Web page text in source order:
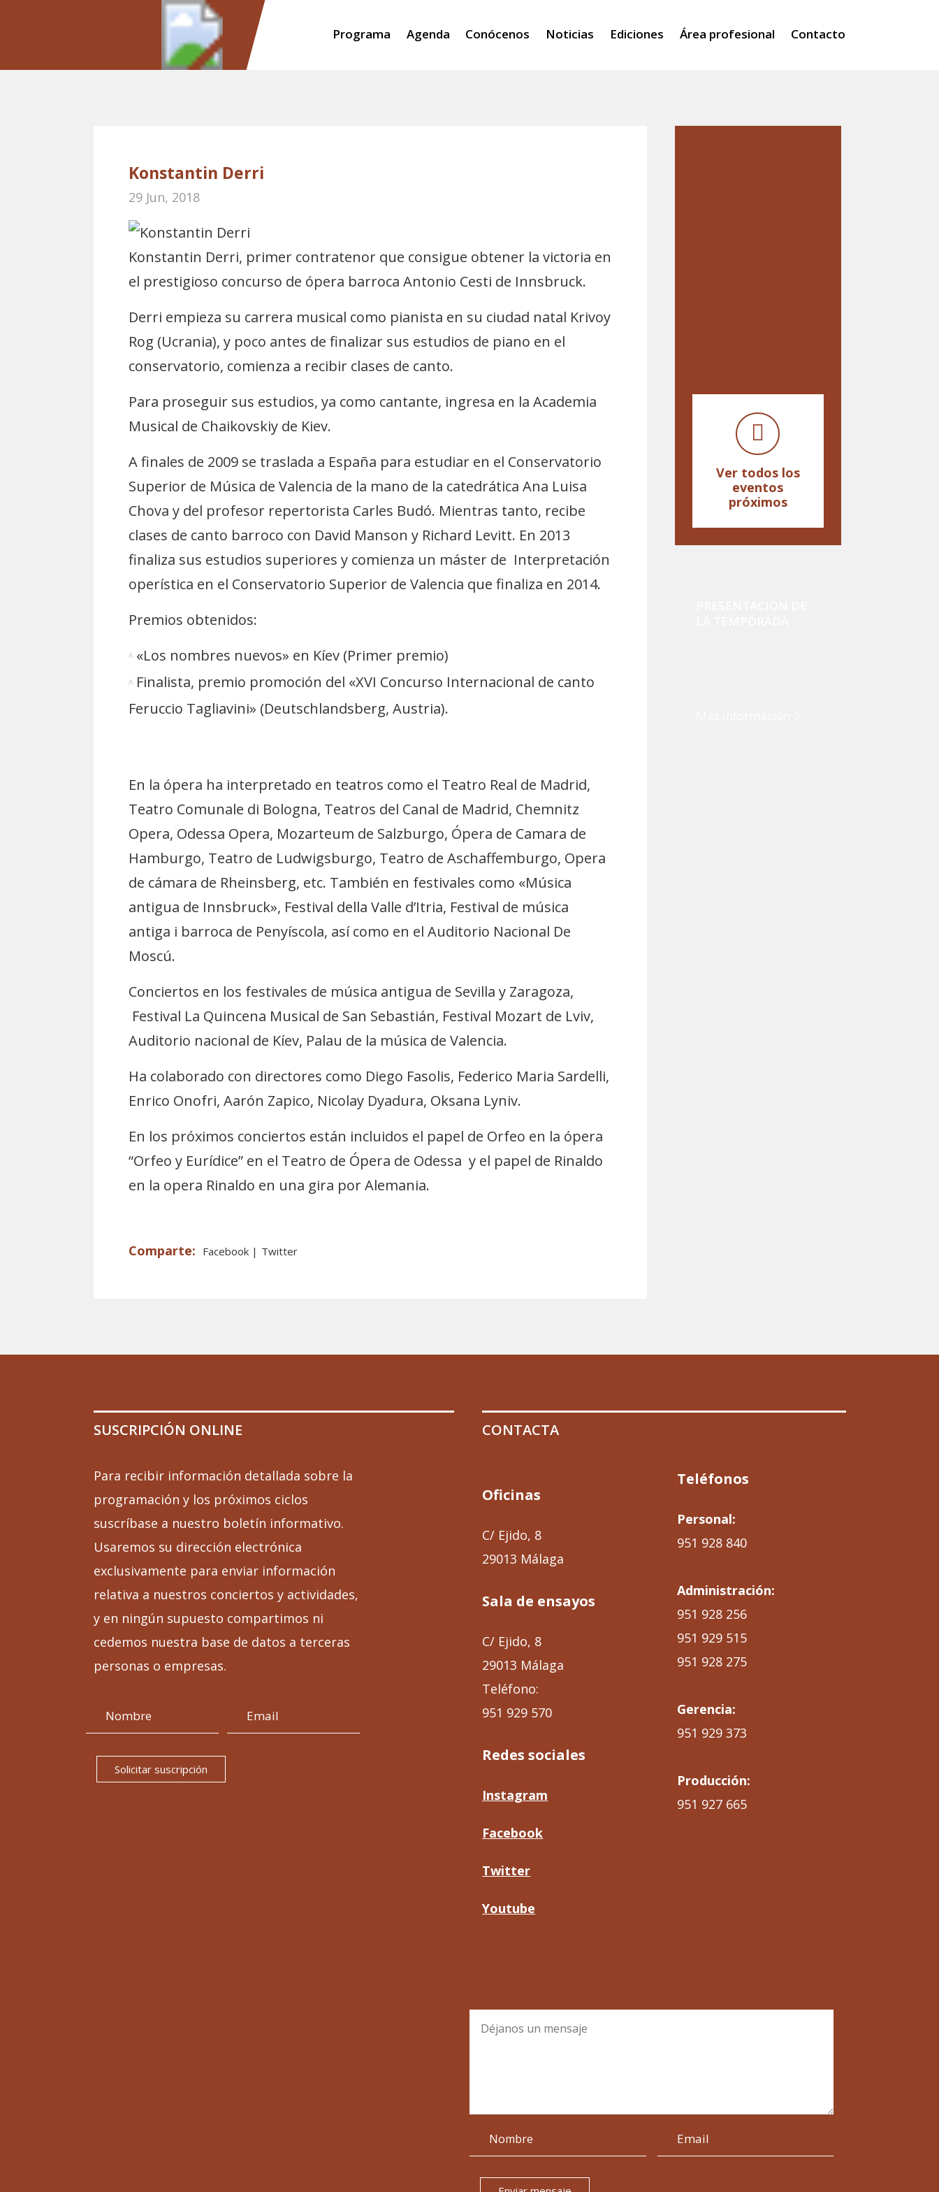
Programa Agenda Conócenos Noticias Ediciones Área profesional Contacto
Konstantin Derri
29 Jun, 2018
Konstantin Derri, primer contratenor que consigue obtener la victoria en
el prestigioso concurso de ópera barroca Antonio Cesti de Innsbruck.
Derri empieza su carrera musical como pianista en su ciudad natal Krivoy
Rog (Ucrania), y poco antes de finalizar sus estudios de piano en el
conservatorio, comienza a recibir clases de canto.
Para proseguir sus estudios, ya como cantante, ingresa en la Academia
Musical de Chaikovskiy de Kiev.
A finales de 2009 se traslada a España para estudiar en el Conservatorio
Superior de Música de Valencia de la mano de la catedrática Ana Luisa
Chova y del profesor repertorista Carles Budó. Mientras tanto, recibe
clases de canto barroco con David Manson y Richard Levitt. En 2013
finaliza sus estudios superiores y comienza un máster de Interpretación
operística en el Conservatorio Superior de Valencia que finaliza en 2014.
Premios obtenidos:
«Los nombres nuevos» en Kíev (Primer premio)
Finalista, premio promoción del «XVI Concurso Internacional de canto
Feruccio Tagliavini» (Deutschlandsberg, Austria).
En la ópera ha interpretado en teatros como el Teatro Real de Madrid,
Teatro Comunale di Bologna, Teatros del Canal de Madrid, Chemnitz
Opera, Odessa Opera, Mozarteum de Salzburgo, Ópera de Camara de
Hamburgo, Teatro de Ludwigsburgo, Teatro de Aschaffemburgo, Opera
de cámara de Rheinsberg, etc. También en festivales como «Música
antigua de Innsbruck», Festival della Valle d’Itria, Festival de música
antiga i barroca de Penyíscola, así como en el Auditorio Nacional De
Moscú.
Conciertos en los festivales de música antigua de Sevilla y Zaragoza,
Festival La Quincena Musical de San Sebastián, Festival Mozart de Lviv,
Auditorio nacional de Kíev, Palau de la música de Valencia.
Ha colaborado con directores como Diego Fasolis, Federico Maria Sardelli,
Enrico Onofri, Aarón Zapico, Nicolay Dyadura, Oksana Lyniv.
En los próximos conciertos están incluidos el papel de Orfeo en la ópera
“Orfeo y Eurídice” en el Teatro de Ópera de Odessa y el papel de Rinaldo
en la opera Rinaldo en una gira por Alemania.
Facebook Twitter
Ver todos los
eventos
próximos
SUSCRIPCIÓN ONLINE
Para recibir información detallada sobre la
programación y los próximos ciclos
suscríbase a nuestro boletín informativo.
Usaremos su dirección electrónica
exclusivamente para enviar información
relativa a nuestros conciertos y actividades,
y en ningún supuesto compartimos ni
cedemos nuestra base de datos a terceras
personas o empresas.
Solicitar suscripción
CONTACTA
Oficinas
C/ Ejido, 8
29013 Málaga
Sala de ensayos
C/ Ejido, 8
29013 Málaga
Teléfono:
951 929 570
Redes sociales
Instagram
Facebook
Twitter
Youtube
Teléfonos
Personal:
951 928 840
Administración:
951 928 256
951 929 515
951 928 275
Gerencia:
951 929 373
Producción:
951 927 665